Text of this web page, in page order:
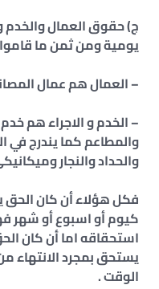
ج) حقوق العمال والخدم
يومية ومن ثمن ما
– العمال هم عمال
– الخدم و الاجراء هم
والمطاعم كما يندرج في
والحداد والنجار
فكل هؤلاء أن كان الحق
كيوم أو اسبوع أو شهر
استحقاقه اما أن كان
يستحق بمجرد الانتهاء
الوقت .